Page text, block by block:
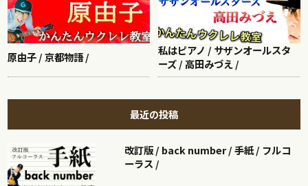
原由子 / 京都物語 /
私はピアノ / サザンオールスタ
ーズ / 高田みづえ /
最近の投稿
改訂版 / back number / 手紙 / フルコ
ーラス /